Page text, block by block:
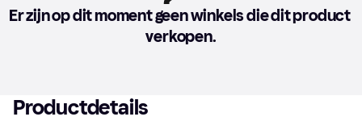
Er zijn op dit moment geen winkels die dit product
verkopen.
Productdetails